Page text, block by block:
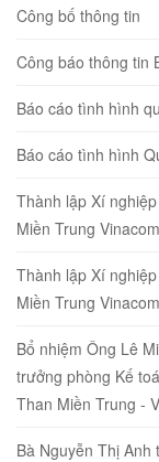
Công bố thông tin
Công báo thông tin
Báo cáo tình hình
Báo cáo tình hình
Thành lập Xí
Miền Trung
Thành lập Xí
Miền Trung
Bổ nhiệm Ông Lê
trưởng phòng Kế
Than Miền Trung -
Bà Nguyễn Thị